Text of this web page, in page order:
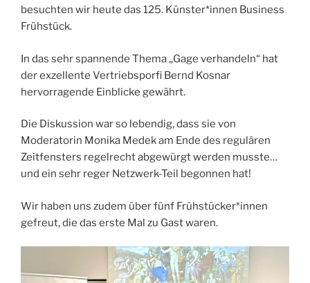
besuchten wir heute das 125. Künster*innen Business
Frühstück.
In das sehr spannende Thema „Gage verhandeln“ hat
der exzellente Vertriebsporfi Bernd Kosnar
hervorragende Einblicke gewährt.
Die Diskussion war so lebendig, dass sie von
Moderatorin Monika Medek am Ende des regulären
Zeitfensters regelrecht abgewürgt werden musste…
und ein sehr reger Netzwerk-Teil begonnen hat!
Wir haben uns zudem über fünf Frühstücker*innen
gefreut, die das erste Mal zu Gast waren.